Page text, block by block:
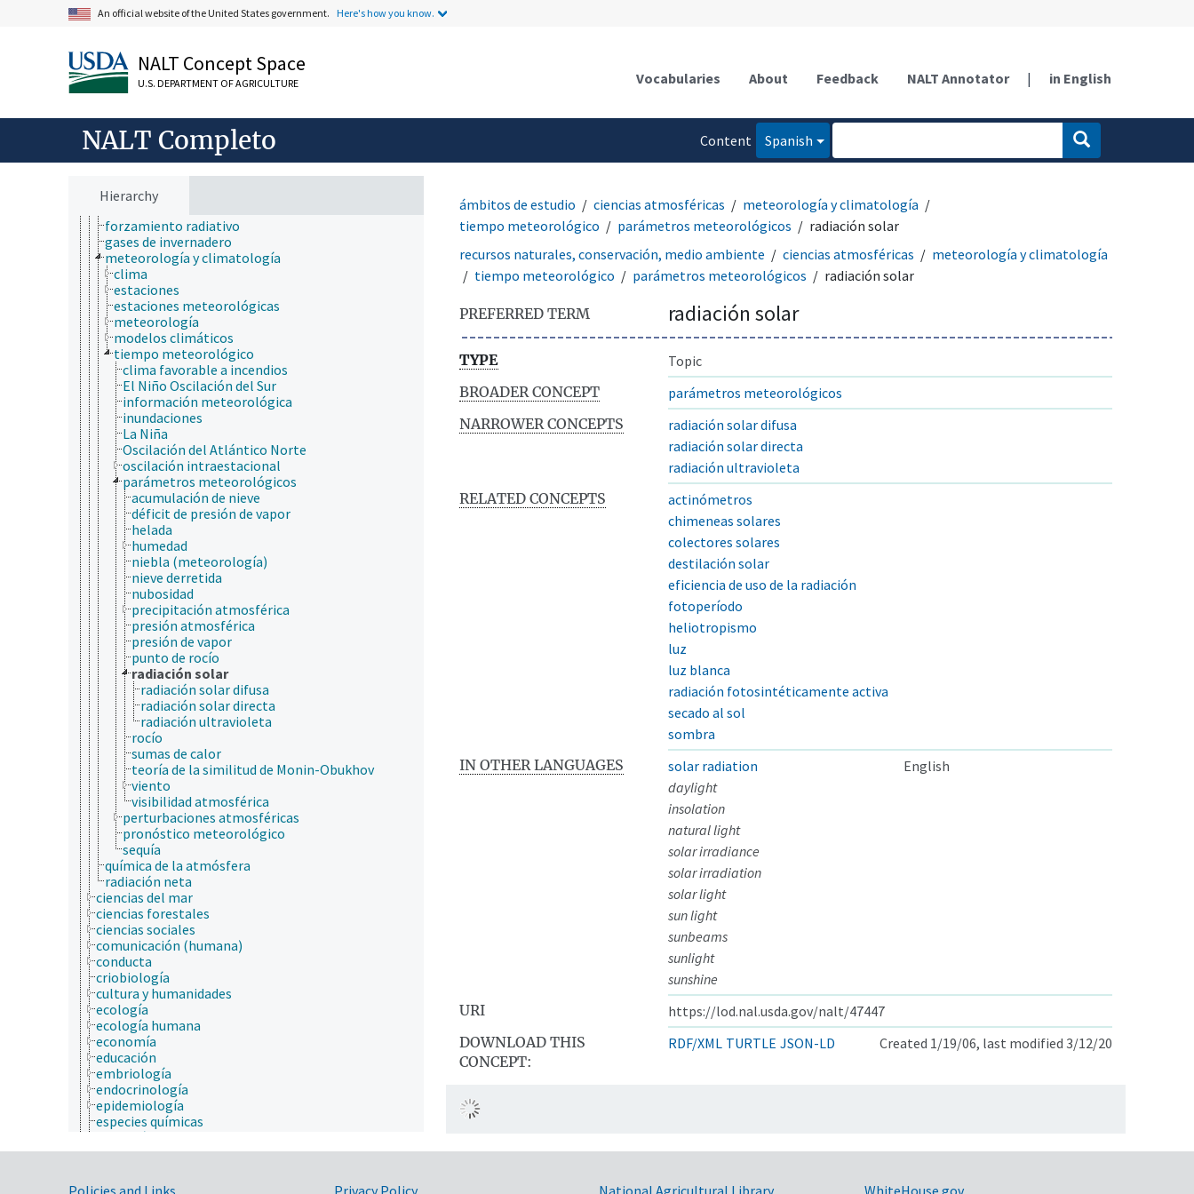
An official website of the United States government. Here's how you know.
NALT Concept Space
U.S. DEPARTMENT OF AGRICULTURE Vocabularies About Feedback NALT Annotator | in English
NALT Completo
Content
Spanish
Hierarchy
ciencia de la información
ciencia de la sostenibilidad
ciencia de las malezas
ciencia de los materiales
ciencia del sistema terrestre
ciencia y tecnología geoespaciales
ciencias atmosféricas
atmósfera terrestre
circulación atmosférica
cuenca atmosférica
efecto invernadero
forzamiento radiativo
gases de invernadero
meteorología y climatología
clima
estaciones
estaciones meteorológicas
meteorología
modelos climáticos
tiempo meteorológico
clima favorable a incendios
El Niño Oscilación del Sur
información meteorológica
inundaciones
La Niña
Oscilación del Atlántico Norte
oscilación intraestacional
parámetros meteorológicos
acumulación de nieve
déficit de presión de vapor
helada
humedad
niebla (meteorología)
nieve derretida
nubosidad
precipitación atmosférica
presión atmosférica
presión de vapor
punto de rocío
radiación solar
radiación solar difusa
radiación solar directa
radiación ultravioleta
rocío
sumas de calor
teoría de la similitud de Monin-Obukhov
viento
visibilidad atmosférica
perturbaciones atmosféricas
pronóstico meteorológico
sequía
química de la atmósfera
radiación neta
ciencias del mar
ciencias forestales
ciencias sociales
comunicación (humana)
conducta
criobiología
cultura y humanidades
ecología
ecología humana
economía
educación
embriología
endocrinología
epidemiología
especies químicas
etiología
física
fisiopatología
ámbitos de estudio ciencias atmosféricas
meteorología y climatología
tiempo meteorológico
parámetros meteorológicos
radiación solar
recursos naturales, conservación, medio ambiente
ciencias atmosféricas
meteorología y climatología
tiempo meteorológico
parámetros meteorológicos radiación solar
PREFERRED TERM radiación solar
TYPE
Topic
BROADER CONCEPT
parámetros meteorológicos
NARROWER CONCEPTS
radiación solar difusa
radiación solar directa
radiación ultravioleta
RELATED CONCEPTS
actinómetros
chimeneas solares
colectores solares
destilación solar
eficiencia de uso de la radiación
fotoperíodo
heliotropismo
luz
luz blanca
radiación fotosintéticamente activa
secado al sol
sombra
IN OTHER LANGUAGES
solar radiation
English
daylight
insolation
natural light
solar irradiance
solar irradiation
solar light
sun light
sunbeams
sunlight
sunshine
URI
https://lod.nal.usda.gov/nalt/47447
DOWNLOAD THIS
CONCEPT:
RDF/XML TURTLE JSON-LD Created 1/19/06, last modified 3/12/20
Policies and Links Privacy Policy National Agricultural Library WhiteHouse.gov